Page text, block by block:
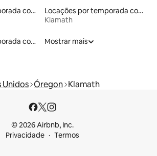
Aluguéis por temporada com banheira de hidromassagem
Locações por temporada com piscina
Klamath
Aluguéis por temporada com acesso ao lago
Mostrar mais
Unidos Óregon Klamath
© 2026 Airbnb, Inc.
Privacidade
Termos